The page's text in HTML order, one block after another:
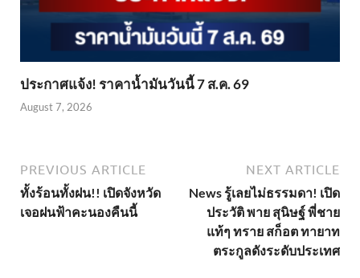
ประกาศแจ้ง! ราคาน้ำมันวันนี้ 7 ส.ค. 69
August 7, 2026
PREVIOUS ARTICLE
ทั้งร้อนทั้งฝน!! เปิดจังหวัด
เจอฝนฟ้าคะนองคืนนี้
NEXT ARTICLE
News รู้เลยไม่ธรรมดา! เปิด
ประวัติ พาย สุนิษฐ์ พี่ชาย
แท้ๆ ทราย สก็อต ทายาท
ตระกูลดังระดับประเทศ